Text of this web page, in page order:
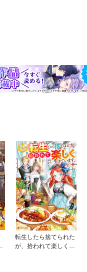
転生したら捨てられた
が、拾われて楽しく生